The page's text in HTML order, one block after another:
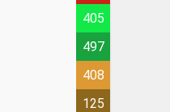
405
497
408
125